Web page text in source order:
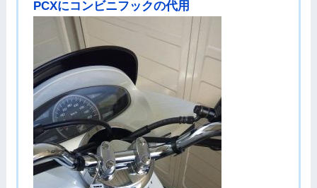
PCXにコンビニフックの代用